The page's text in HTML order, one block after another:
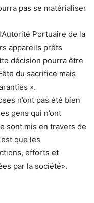
pas se matérialiser
Portuaire de la
appareils prêts
décision pourra être
du sacrifice mais
».
n’ont pas été bien
gens qui n’ont
sont mis en travers de
que les
efforts et
par la société».